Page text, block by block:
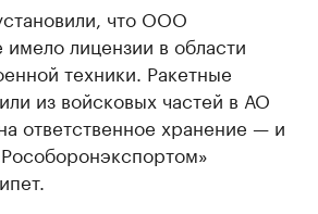
что ООО
имело лицензии в области
техники. Ракетные
из войсковых частей в АО
ответственное хранение — и